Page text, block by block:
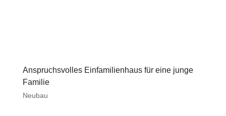
Anspruchsvolles Einfamilienhaus für eine junge
Familie
Neubau